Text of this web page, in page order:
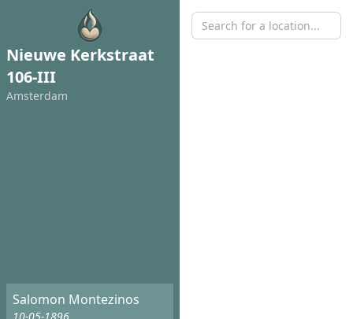
Nieuwe Kerkstraat
106-III
Amsterdam
Salomon Montezinos